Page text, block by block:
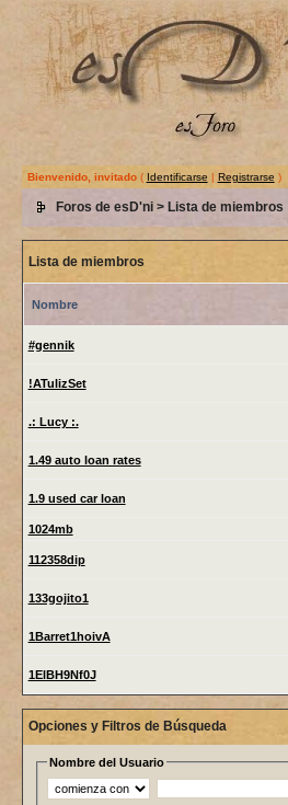
Bienvenido, invitado( Identificarse | Registrarse )
Foros de esD'ni> Lista de miembros
Lista de miembros
Nombre
#gennik
!ATulizSet
.: Lucy :.
1.49 auto loan rates
1.9 used car loan
1024mb
112358dip
133gojito1
1Barret1hoivA
1ElBH9Nf0J
Opciones y Filtros de Búsqueda
Nombre del Usuario